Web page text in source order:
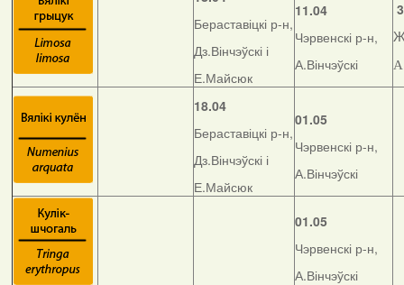
Бераставіцкі р-н,
Дз.Вінчэўскі і
Е.Майсюк
11.04
Чэрвенскі р-н,
А.Вінчэўскі
18.04
Бераставіцкі р-н,
Дз.Вінчэўскі і
Е.Майсюк
01.05
Чэрвенскі р-н,
А.Вінчэўскі
01.05
Чэрвенскі р-н,
А.Вінчэўскі